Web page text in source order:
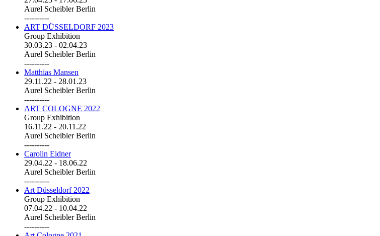
Aurel Scheibler Berlin
----------
ART DÜSSELDORF 2023
Group Exhibition
30.03.23 - 02.04.23
Aurel Scheibler Berlin
----------
Matthias Mansen
29.11.22 - 28.01.23
Aurel Scheibler Berlin
----------
ART COLOGNE 2022
Group Exhibition
16.11.22 - 20.11.22
Aurel Scheibler Berlin
----------
Carolin Eidner
29.04.22 - 18.06.22
Aurel Scheibler Berlin
----------
Art Düsseldorf 2022
Group Exhibition
07.04.22 - 10.04.22
Aurel Scheibler Berlin
----------